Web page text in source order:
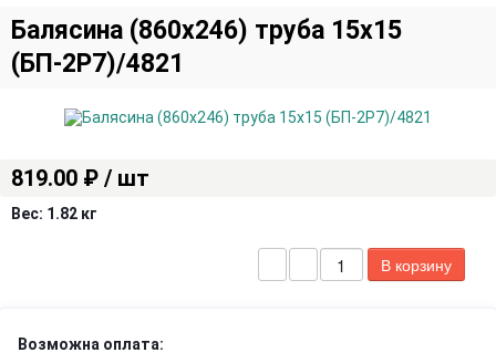
Балясина (860х246) труба 15х15
(БП-2Р7)/4821
819.00 ₽ / шт
Вес: 1.82 кг
Возможна оплата: